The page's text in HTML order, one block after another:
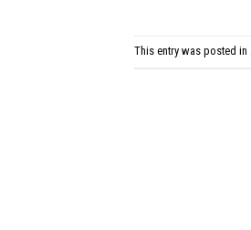
This entry was posted in